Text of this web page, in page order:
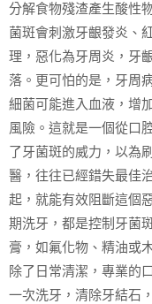
分解食物殘渣產生酸性
菌斑會刺激牙齦發炎、
理，惡化為牙周炎，牙
落。更可怕的是，牙周
細菌可能進入血液，增
風險。這就是一個從口
了牙菌斑的威力，以為
醫，往往已經錯失最佳
起，就能有效阻斷這個
期洗牙，都是控制牙菌
膏，如氟化物、精油或
除了日常清潔，專業的
一次洗牙，清除牙結石